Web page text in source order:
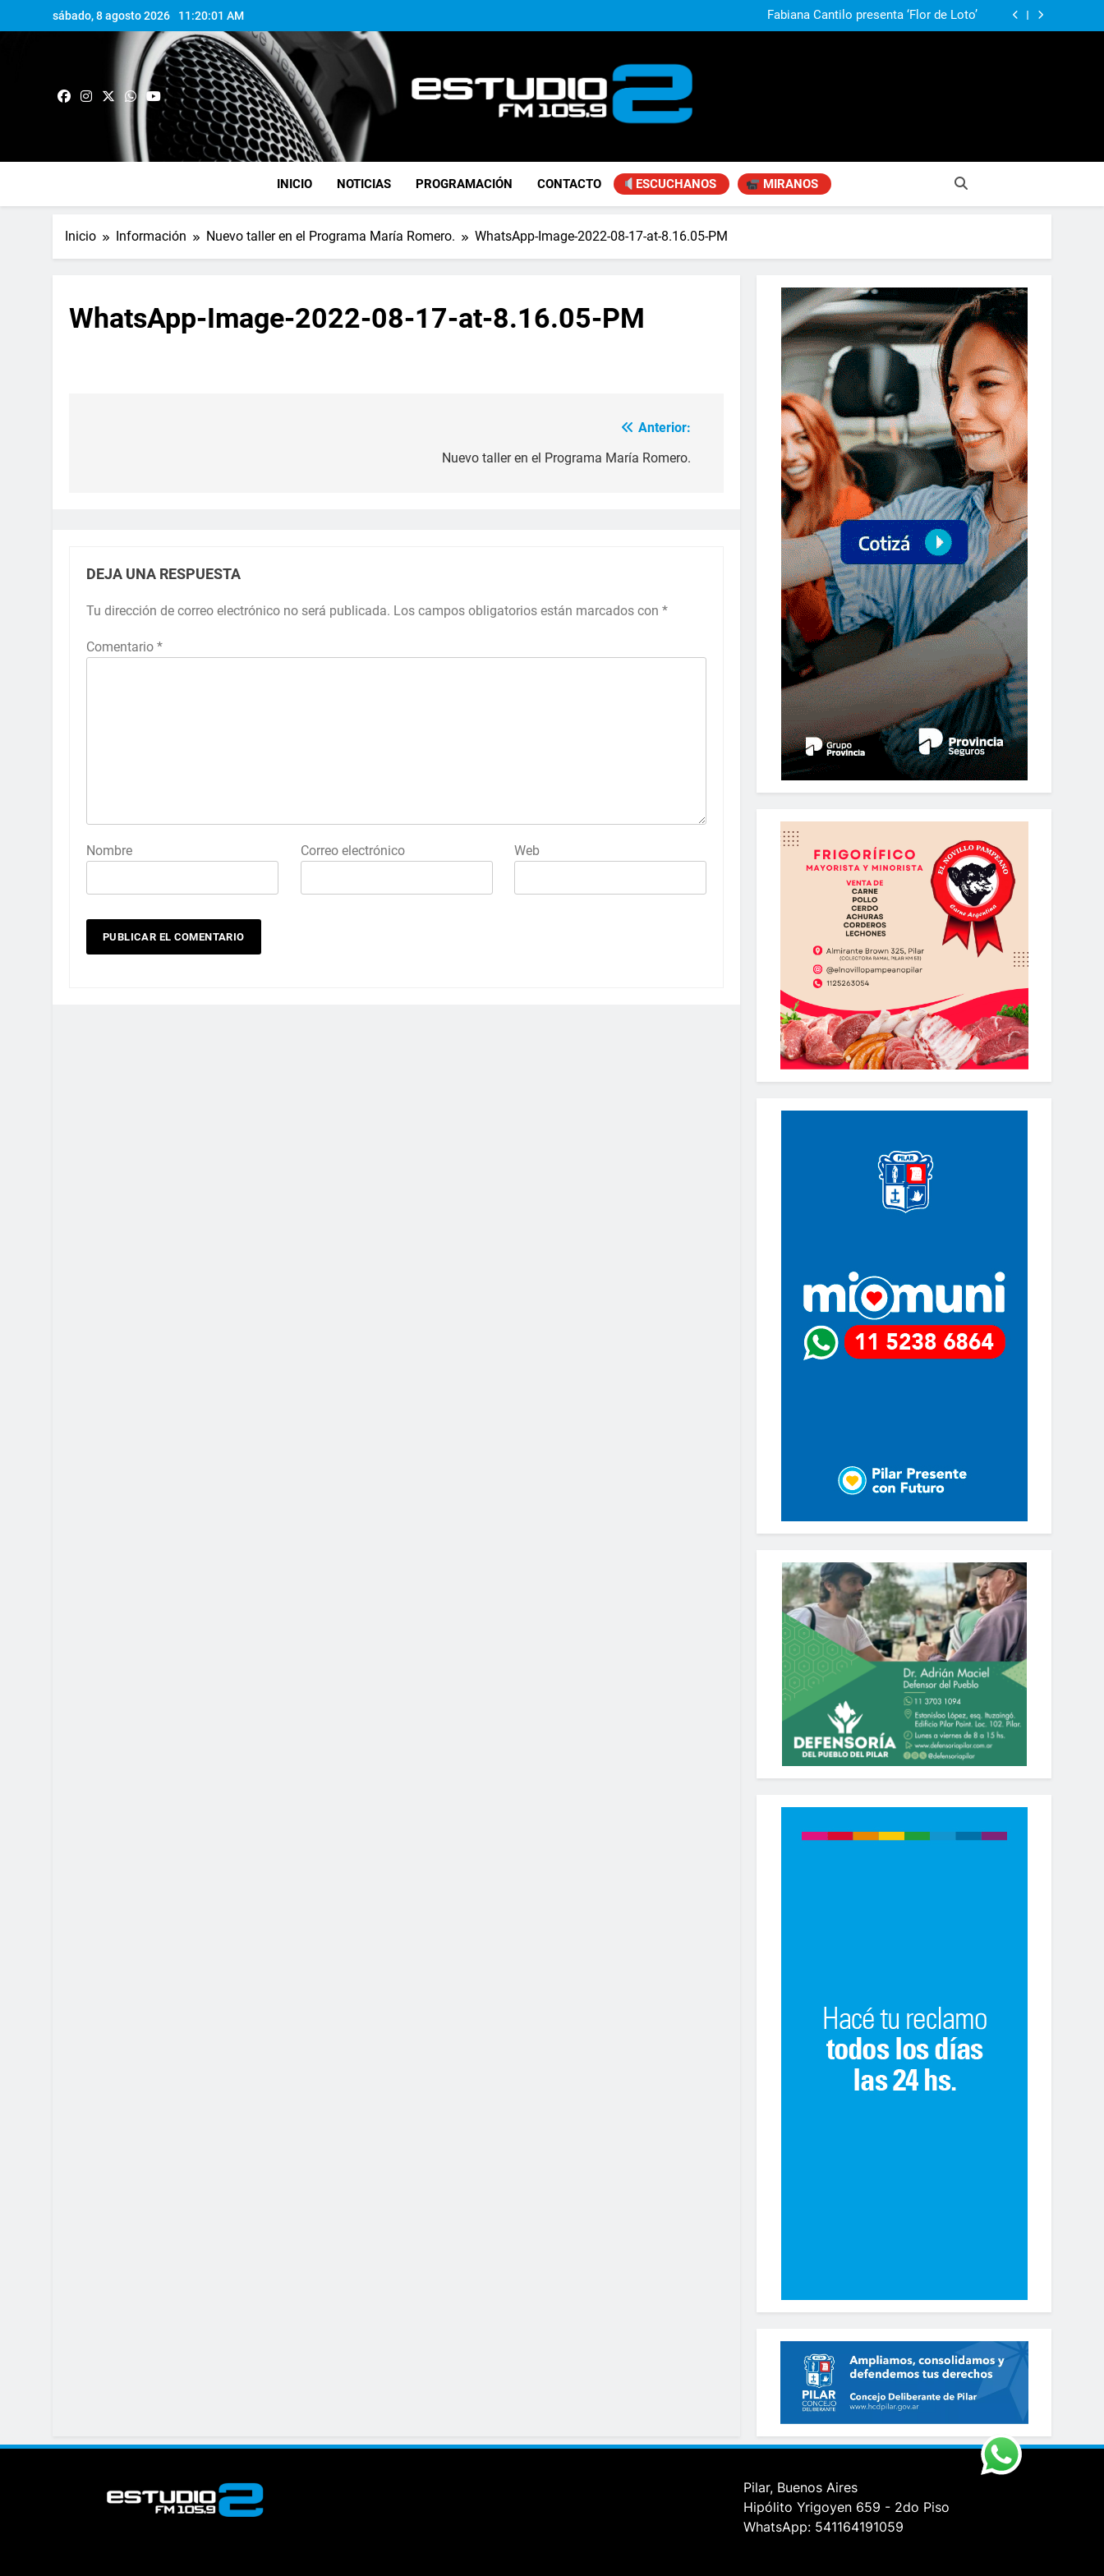
sábado, 8 agosto 2026 11:20:02 AM
Fabiana Cantilo presenta ‘Flor de Loto’
El municipio sigue acompañando los espacios de deporte para el
FM Estudio 2
INICIO NOTICIAS PROGRAMACIÓN CONTACTO ESCUCHANOS MIRANOS
Inicio Información Nuevo taller en el Programa María Romero. WhatsApp-Image-2022-08-17-at-8.16.05-PM
WhatsApp-Image-2022-08-17-at-8.16.05-PM
Anterior:
Nuevo taller en el Programa María Romero.
DEJA UNA RESPUESTA
Tu dirección de correo electrónico no será publicada. Los campos obligatorios están marcados con *
Comentario *
Nombre Correo electrónico Web
Pilar, Buenos Aires
Hipólito Yrigoyen 659 - 2do Piso
WhatsApp: 541164191059